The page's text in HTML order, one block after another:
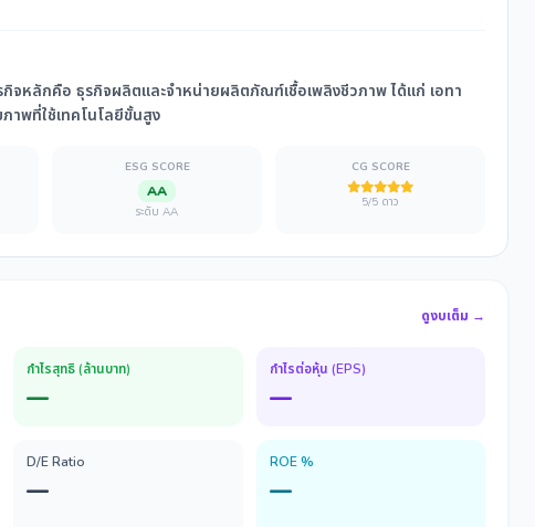
จหลักคือ ธุรกิจผลิตและจำหน่ายผลิตภัณฑ์เชื้อเพลิงชีวภาพ ได้แก่ เอทา
พที่ใช้เทคโนโลยีขั้นสูง
ESG SCORE
AA
ระดับ AA
CG SCORE
5/5 ดาว
ดูงบเต็ม →
กำไรสุทธิ (ล้านบาท)
—
กำไรต่อหุ้น (EPS)
—
D/E Ratio
—
ROE %
—